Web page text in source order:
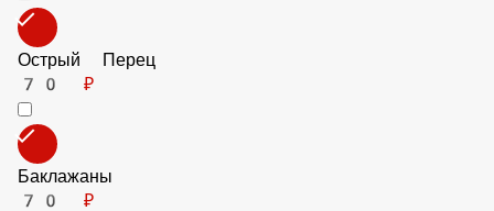
Горгонзола
180 ₽
Пармезан
80 ₽